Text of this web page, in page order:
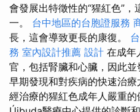
會發展出特徵性的“猩紅色”
一。 台中地區的台胞證服務
長，這會導致更長的康復。
務 室內設計推薦 設計 在成年
官，包括腎臟和心臟，因此並
早期發現和對疾病的快速治
經治療的猩紅色成年人嚴重的